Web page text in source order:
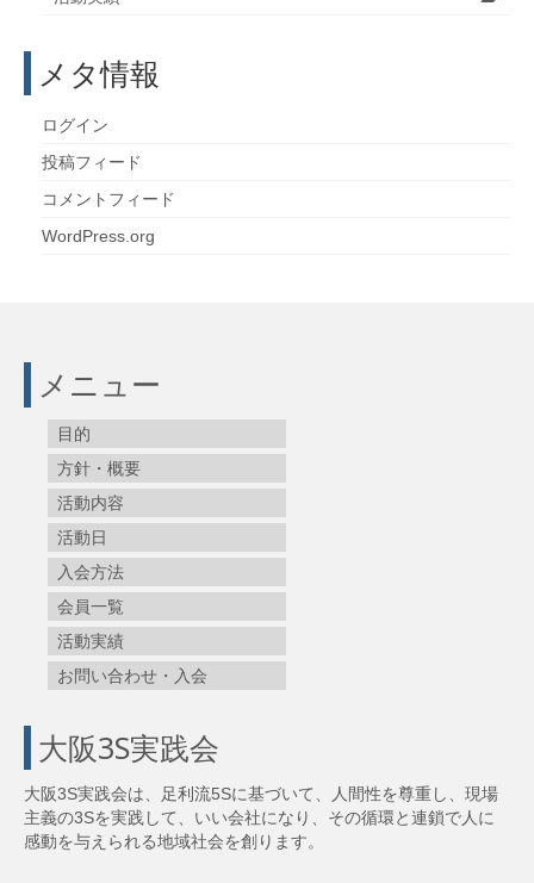
メタ情報
ログイン
投稿フィード
コメントフィード
WordPress.org
メニュー
目的
方針・概要
活動内容
活動日
入会方法
会員一覧
活動実績
お問い合わせ・入会
大阪3S実践会
大阪3S実践会は、足利流5Sに基づいて、人間性を尊重し、現場
主義の3Sを実践して、いい会社になり、その循環と連鎖で人に
感動を与えられる地域社会を創ります。